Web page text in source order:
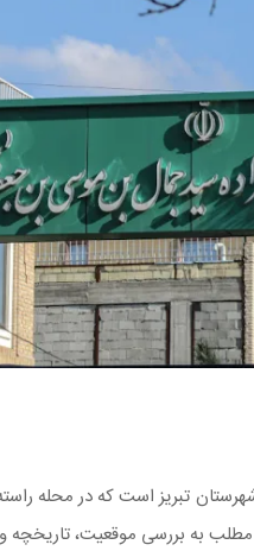
تبریز است که در محله
مطلب به بررسی موقعیت،